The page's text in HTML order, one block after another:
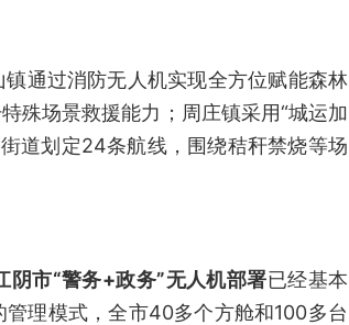
通过消防无人机实现全方位赋能森林
殊场景救援能力；周庄镇采用“城运加
道划定24条航线，围绕秸秆禁烧等场
阴市“警务+政务”无人机部署已经基本
理模式，全市40多个方舱和100多台